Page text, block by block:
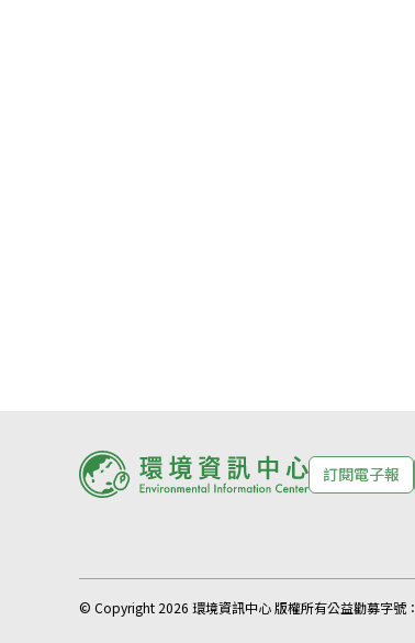
訂閱電子報
© Copyright 2026 環境資訊中心 版權所有公益勸募字號：